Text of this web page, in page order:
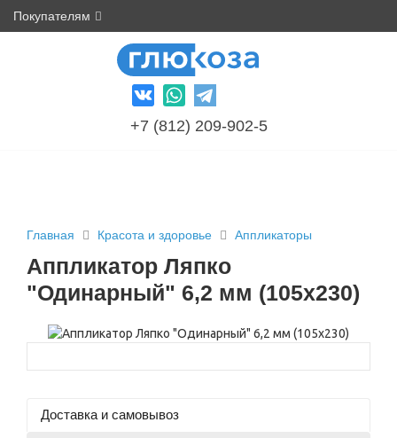
Покупателям
+7 (812) 209-902-5
Главная Красота и здоровье Аппликаторы
Аппликатор Ляпко
"Одинарный" 6,2 мм (105х230)
Доставка и самовывоз